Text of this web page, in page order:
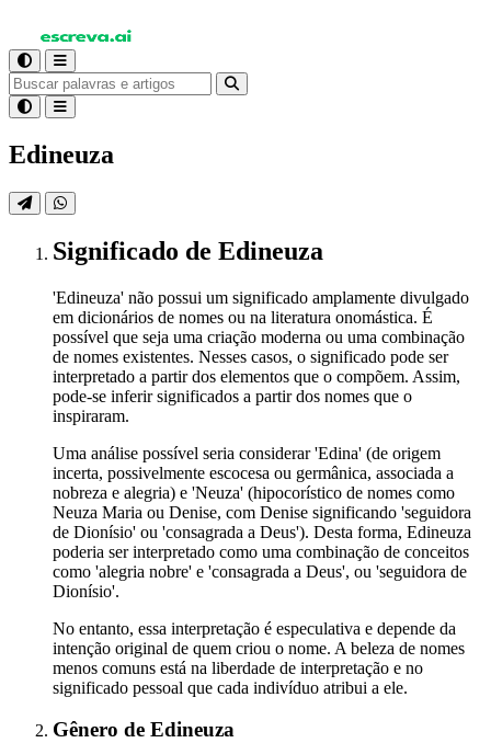
Edineuza
Significado de Edineuza
'Edineuza' não possui um significado amplamente divulgado
em dicionários de nomes ou na literatura onomástica. É
possível que seja uma criação moderna ou uma combinação
de nomes existentes. Nesses casos, o significado pode ser
interpretado a partir dos elementos que o compõem. Assim,
pode-se inferir significados a partir dos nomes que o
inspiraram.
Uma análise possível seria considerar 'Edina' (de origem
incerta, possivelmente escocesa ou germânica, associada a
nobreza e alegria) e 'Neuza' (hipocorístico de nomes como
Neuza Maria ou Denise, com Denise significando 'seguidora
de Dionísio' ou 'consagrada a Deus'). Desta forma, Edineuza
poderia ser interpretado como uma combinação de conceitos
como 'alegria nobre' e 'consagrada a Deus', ou 'seguidora de
Dionísio'.
No entanto, essa interpretação é especulativa e depende da
intenção original de quem criou o nome. A beleza de nomes
menos comuns está na liberdade de interpretação e no
significado pessoal que cada indivíduo atribui a ele.
Gênero de Edineuza